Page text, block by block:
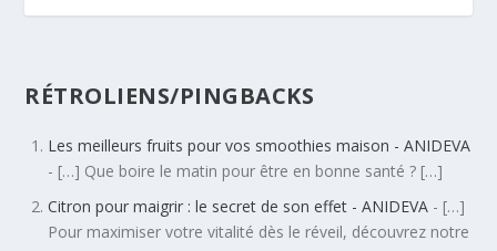
RÉTROLIENS/PINGBACKS
Les meilleurs fruits pour vos smoothies maison - ANIDEVA
- […] Que boire le matin pour être en bonne santé ? […]
Citron pour maigrir : le secret de son effet - ANIDEVA - […]
Pour maximiser votre vitalité dès le réveil, découvrez notre